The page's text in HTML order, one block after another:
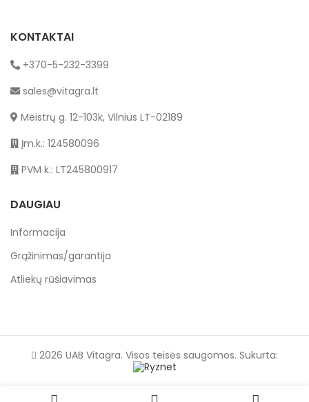
KONTAKTAI
+370-5-232-3399
sales@vitagra.lt
Meistrų g. 12-103k, Vilnius LT-02189
Įm.k.: 124580096
PVM k.: LT245800917
DAUGIAU
Informacija
Grąžinimas/garantija
Atliekų rūšiavimas
2026 UAB Vitagra. Visos teisės saugomos. Sukurta: